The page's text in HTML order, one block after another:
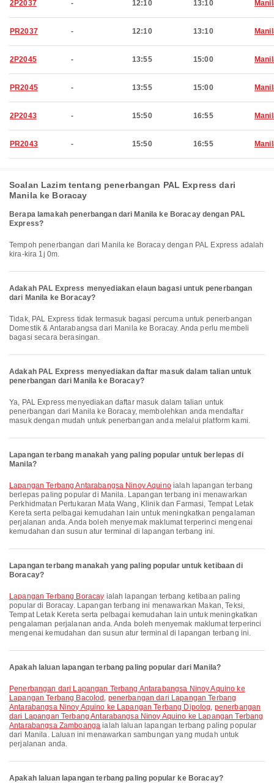
2P2037 - 12:10 13:10
PR2037 - 12:10 13:10
2P2045 - 13:55 15:00
PR2045 - 13:55 15:00
2P2043 - 15:50 16:55
PR2043 - 15:50 16:55
Soalan Lazim tentang penerbangan PAL Express dari
Manila ke Boracay
Berapa lamakah penerbangan dari Manila ke Boracay dengan PAL
Express?
Tempoh penerbangan dari Manila ke Boracay dengan PAL Express adalah
kira-kira 1j 0m.
Adakah PAL Express menyediakan elaun bagasi untuk penerbangan
dari Manila ke Boracay?
Tidak, PAL Express tidak termasuk bagasi percuma untuk penerbangan
Domestik & Antarabangsa dari Manila ke Boracay. Anda perlu membeli
bagasi secara berasingan.
Adakah PAL Express menyediakan daftar masuk dalam talian untuk
penerbangan dari Manila ke Boracay?
Ya, PAL Express menyediakan daftar masuk dalam talian untuk
penerbangan dari Manila ke Boracay, membolehkan anda mendaftar
masuk dengan mudah untuk penerbangan anda melalui platform kami.
Lapangan terbang manakah yang paling popular untuk berlepas di
Manila?
Lapangan Terbang Antarabangsa Ninoy Aquinoialah lapangan terbang
berlepas paling popular di Manila. Lapangan terbang ini menawarkan
Perkhidmatan Pertukaran Mata Wang, Klinik dan Farmasi, Tempat Letak
Kereta serta pelbagai kemudahan lain untuk meningkatkan pengalaman
perjalanan anda. Anda boleh menyemak maklumat terperinci mengenai
kemudahan dan susun atur terminal di lapangan terbang ini.
Lapangan terbang manakah yang paling popular untuk ketibaan di
Boracay?
Lapangan Terbang Boracay ialah lapangan terbang ketibaan paling
popular di Boracay. Lapangan terbang ini menawarkan Makan, Teksi,
Tempat Letak Kereta serta pelbagai kemudahan lain untuk meningkatkan
pengalaman perjalanan anda. Anda boleh menyemak maklumat terperinci
mengenai kemudahan dan susun atur terminal di lapangan terbang ini.
Apakah laluan lapangan terbang paling popular dari Manila?
penerbangan dari Lapangan Terbang Antarabangsa Ninoy Aquino ke
Lapangan Terbang Bacolod , penerbangan dari Lapangan Terbang
Antarabangsa Ninoy Aquino ke Lapangan Terbang Dipolog, penerbangan
dari Lapangan Terbang Antarabangsa Ninoy Aquino ke Lapangan Terbang
Antarabangsa Zamboanga ialah laluan lapangan terbang paling popular
dari Manila. Laluan ini menawarkan sambungan yang mudah untuk
perjalanan anda.
Apakah laluan lapangan terbang paling popular ke Boracay?